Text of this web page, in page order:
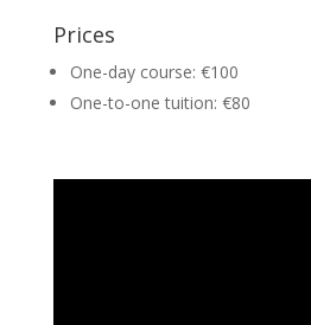
Prices
One-day course: €100
One-to-one tuition: €80